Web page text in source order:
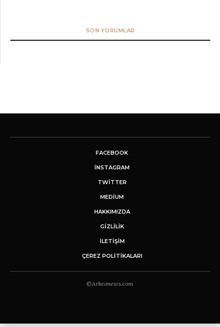
SON YORUMLAR
FACEBOOK
INSTAGRAM
TWITTER
MEDIUM
HAKKIMIZDA
GİZLİLİK
İLETIŞIM
ÇEREZ POLITIKALARI
©Arkeonews.com